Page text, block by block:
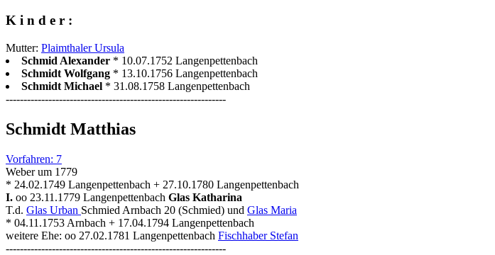
K i n d e r :
Mutter: Plaimthaler Ursula
Schmid Alexander * 10.07.1752 Langenpettenbach
Schmidt Wolfgang * 13.10.1756 Langenpettenbach
Schmidt Michael * 31.08.1758 Langenpettenbach
--------------------------------------------------------------
Schmidt Matthias
Vorfahren: 7
Weber um 1779
* 24.02.1749 Langenpettenbach + 27.10.1780 Langenpettenbach
I. oo 23.11.1779 Langenpettenbach Glas Katharina
T.d. Glas Urban Schmied Arnbach 20 (Schmied) und Glas Maria
* 04.11.1753 Arnbach + 17.04.1794 Langenpettenbach
weitere Ehe: oo 27.02.1781 Langenpettenbach Fischhaber Stefan
--------------------------------------------------------------